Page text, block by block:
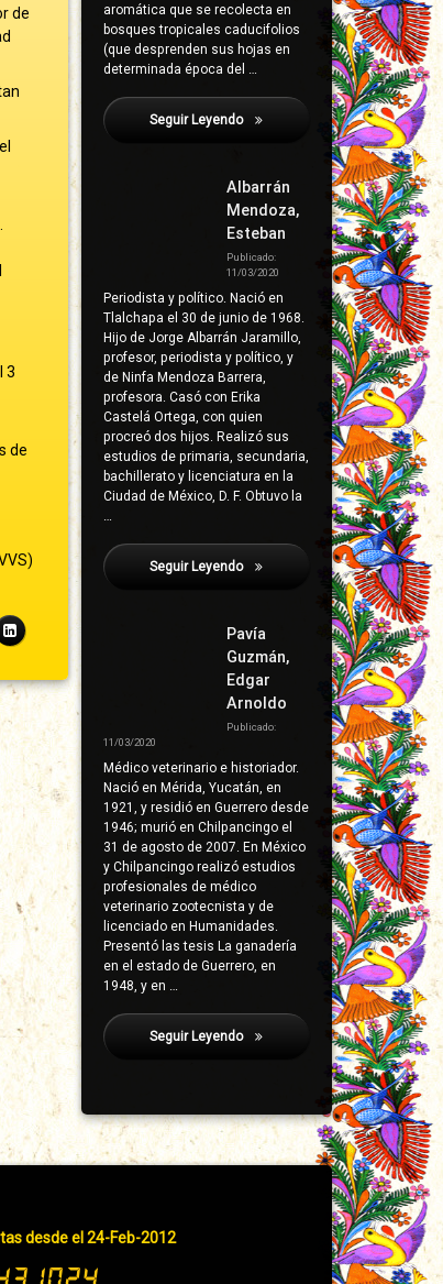
de
3
de
LinkedIn
aromática que se recolecta en
bosques tropicales caducifolios
(que desprenden sus hojas en
determinada época del …
Seguir Leyendo Lara Armenta, Gregorio
Albarrán
Mendoza,
Esteban
Publicado:
11/03/2020
Periodista y político. Nació en
Tlalchapa el 30 de junio de 1968.
Hijo de Jorge Albarrán Jaramillo,
profesor, periodista y político, y
de Ninfa Mendoza Barrera,
profesora. Casó con Erika
Castelá Ortega, con quien
procreó dos hijos. Realizó sus
estudios de primaria, secundaria,
bachillerato y licenciatura en la
Ciudad de México, D. F. Obtuvo la
…
Seguir Leyendo Lara Armenta, Gregorio
Pavía
Guzmán,
Edgar
Arnoldo
Publicado:
11/03/2020
Médico veterinario e historiador.
Nació en Mérida, Yucatán, en
1921, y residió en Guerrero desde
1946; murió en Chilpancingo el
31 de agosto de 2007. En México
y Chilpancingo realizó estudios
profesionales de médico
veterinario zootecnista y de
licenciado en Humanidades.
Presentó las tesis La ganadería
en el estado de Guerrero, en
1948, y en …
Seguir Leyendo Lara Armenta, Gregorio
desde el 24-Feb-2012